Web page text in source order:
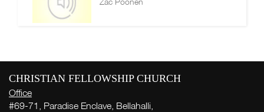
CHRISTIAN FELLOWSHIP CHURCH
Office
#69-71, Paradise Enclave, Bellahalli,